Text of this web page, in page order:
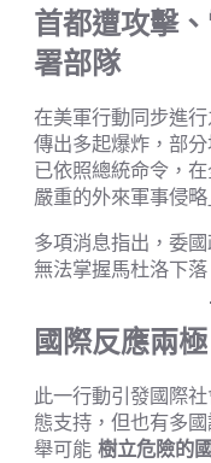
首都遭攻擊
署部隊
在美軍行動同步進
傳出多起爆炸，部
已依照總統命令，
嚴重的外來軍事侵略
多項消息指出，委
無法掌握馬杜洛下
國際反應兩
此一行動引發國際
態支持，但也有多
舉可能 樹立危險的